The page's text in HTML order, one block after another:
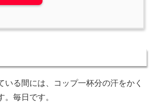
いる間には、コップ一杯分の汗をかく
。毎日です。